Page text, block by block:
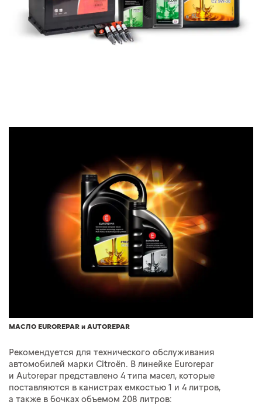
МАСЛО EUROREPAR и AUTOREPAR
Рекомендуется для технического обслуживания
автомобилей марки Citroёn. В линейке Eurorepar
и Autorepar представлено 4 типа масел, которые
поставляются в канистрах емкостью 1 и 4 литров,
а также в бочках объемом 208 литров: